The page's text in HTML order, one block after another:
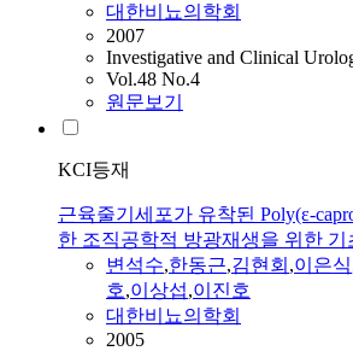
대한비뇨의학회
2007
Investigative and Clinical
Vol.48 No.4
원문보기
KCI등재
근육줄기세포가 유착된 Poly(ε-
한 조직공학적 방광재생을 위한 기
변석수,한동근,김현회 ,이은식
호,이상섭,이진호
대한비뇨의학회
2005